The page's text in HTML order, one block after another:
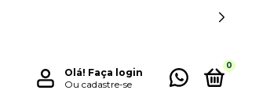
Olá! Faça login
Ou cadastre-se
0